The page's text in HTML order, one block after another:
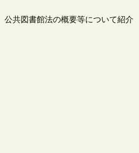
共図書館法の概要等について紹介